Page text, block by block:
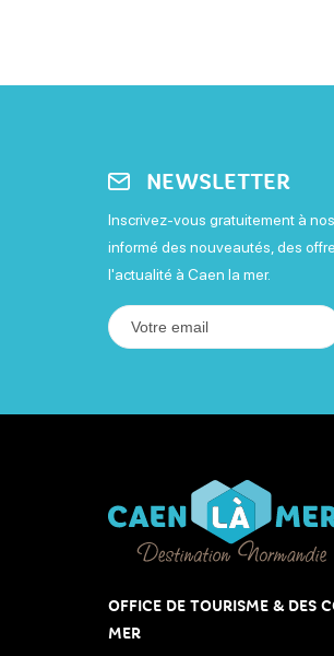
NEWSLETTER
Inscrivez-vous gratuitement à
informé des nouveautés, des
l'actualité à Caen la mer.
OFFICE DE TOURISME & DES
MER